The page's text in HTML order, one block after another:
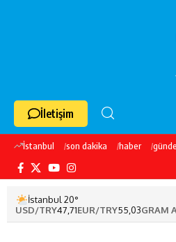
İletişim
İstanbul son dakika haber
İstanbul 20°
USD/TRY47,71EUR/TRY55,03GRAM